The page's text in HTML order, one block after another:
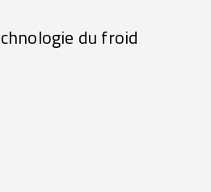
du froid